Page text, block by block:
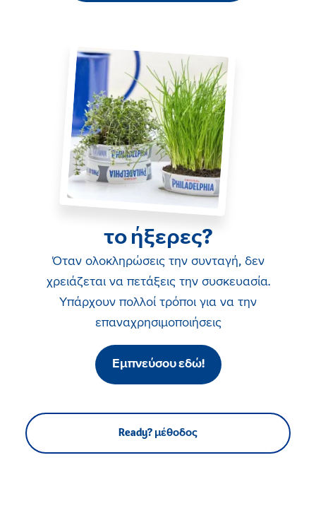
το ήξερες?
Όταν ολοκληρώσεις την συνταγή, δεν
χρειάζεται να πετάξεις την συσκευασία.
Υπάρχουν πολλοί τρόποι για να την
επαναχρησιμοποιήσεις
Εμπνεύσου εδώ!
Ready? μέθοδος